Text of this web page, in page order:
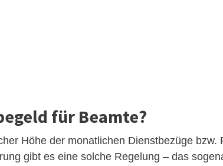
für Beamte?
Höhe der monatlichen Dienstbezüge bzw.
gibt es eine solche Regelung – das